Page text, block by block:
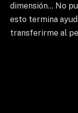
dimensión… No
esto termina
transferirme al